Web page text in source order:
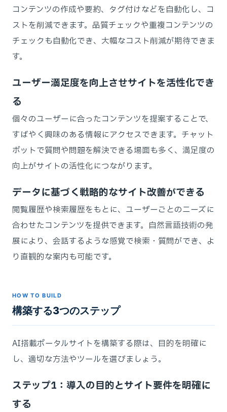
コンテンツの作成や要約、タグ付けなどを自動化し、コ
ストを削減できます。品質チェックや重複コンテンツの
チェックも自動化でき、大幅なコスト削減が期待できま
す。
ユーザー満足度を向上させサイトを活性化でき
る
個々のユーザーに合ったコンテンツを提案することで、
すばやく興味のある情報にアクセスできます。チャット
ボットで質問や問題を解決できる場面も多く、満足度の
向上がサイトの活性化につながります。
データに基づく戦略的なサイト改善ができる
閲覧履歴や検索履歴をもとに、ユーザーごとのニーズに
合わせたコンテンツを提供できます。自然言語技術の発
展により、会話するような感覚で検索・質問ができ、よ
り直観的な案内も可能です。
HOW TO BUILD
構築する3つのステップ
AI搭載ポータルサイトを構築する際は、目的を明確に
し、適切な方法やツールを選びましょう。
ステップ1：導入の目的とサイト要件を明確に
する